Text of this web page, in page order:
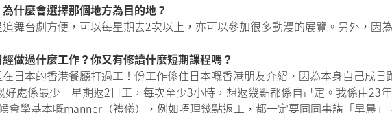
什麼會選擇那個地方為目的地？
舞台劇方便，可以每星期去2次以上，亦可以參加很多動漫的展覽。另外，因
做過什麼工作？你又有修讀什麼短期課程嗎？
日本的香港餐廳打過工！份工作係住日本嘅香港朋友介紹，因為本身自己成
處係最少一星期返2日工，每次至少3小時，想返幾點都係自己定。我係由23
會學基本嘅manner（禮儀），例如唔理幾點返工，都一定要同同事講「早晨